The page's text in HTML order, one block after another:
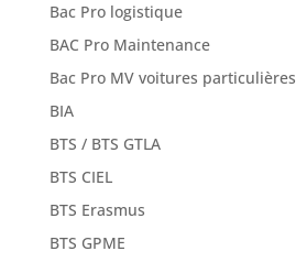
Bac Pro logistique
BAC Pro Maintenance
Bac Pro MV voitures particulières
BIA
BTS / BTS GTLA
BTS CIEL
BTS Erasmus
BTS GPME